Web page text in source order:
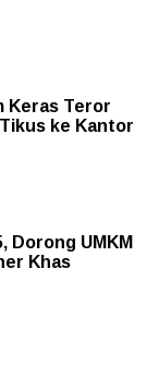
Keras Teror
ke Kantor
Dorong UMKM
Khas